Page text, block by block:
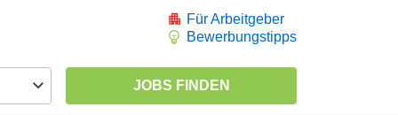
Für Arbeitgeber
Bewerbungstipps